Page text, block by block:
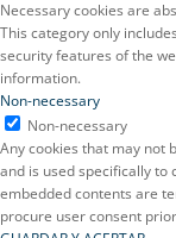
Necessary cookies are
This category only
security features of the
information.
Non-necessary
Non-necessary
Any cookies that may not
and is used specifically to
embedded contents are
procure user consent